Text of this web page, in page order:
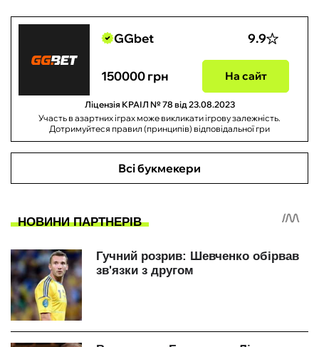
GGbet 9.9
150000 грн На сайт
Ліцензія КРАІЛ № 78 від 23.08.2023
Участь в азартних іграх може викликати ігрову залежність.
Дотримуйтеся правил (принципів) відповідальної гри
Всі букмекери